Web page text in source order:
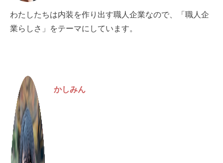
わたしたちは内装を作り出す職人企業なので、「職人企
業らしさ」をテーマにしています。
かしみん